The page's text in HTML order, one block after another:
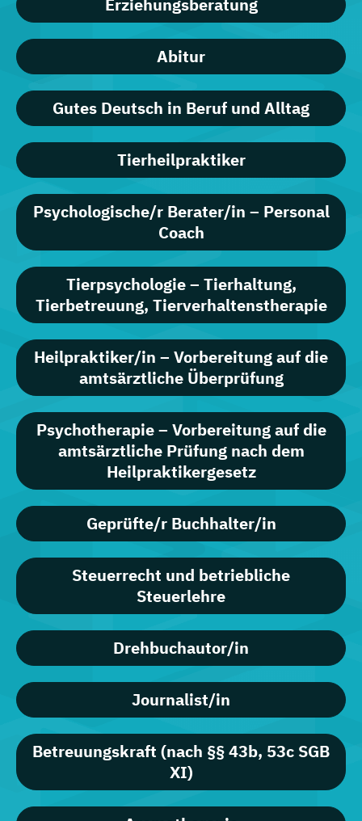
Erziehungsberatung
Abitur
Gutes Deutsch in Beruf und Alltag
Tierheilpraktiker
Psychologische/r Berater/in – Personal
Coach
Tierpsychologie – Tierhaltung,
Tierbetreuung, Tierverhaltenstherapie
Heilpraktiker/in – Vorbereitung auf die
amtsärztliche Überprüfung
Psychotherapie – Vorbereitung auf die
amtsärztliche Prüfung nach dem
Heilpraktikergesetz
Geprüfte/r Buchhalter/in
Steuerrecht und betriebliche
Steuerlehre
Drehbuchautor/in
Journalist/in
Betreuungskraft (nach §§ 43b, 53c SGB
XI)